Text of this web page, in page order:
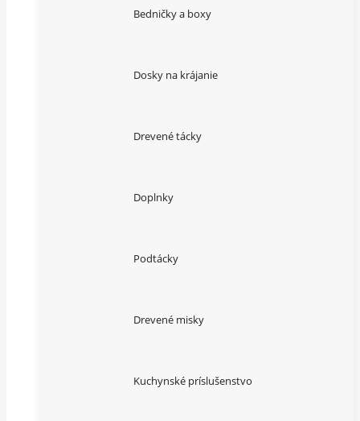
Bedničky a boxy
Dosky na krájanie
Drevené tácky
Doplnky
Podtácky
Drevené misky
Kuchynské príslušenstvo